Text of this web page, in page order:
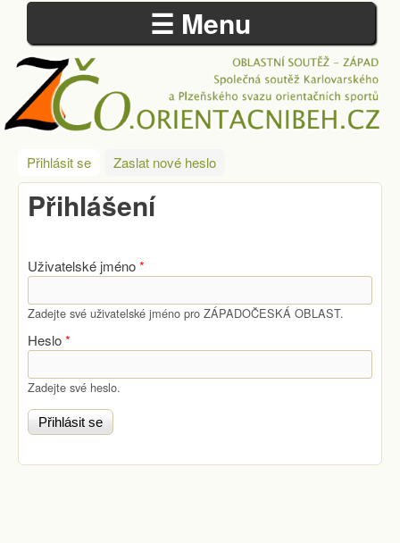
ZÁPADOČESKÁ
OBLAST
Přihlásit se (aktivní záložka)
Zaslat nové heslo
Přihlášení
Uživatelské jméno*
Zadejte své uživatelské jméno pro ZÁPADOČESKÁ OBLAST.
Heslo*
Zadejte své heslo.
☰ Menu